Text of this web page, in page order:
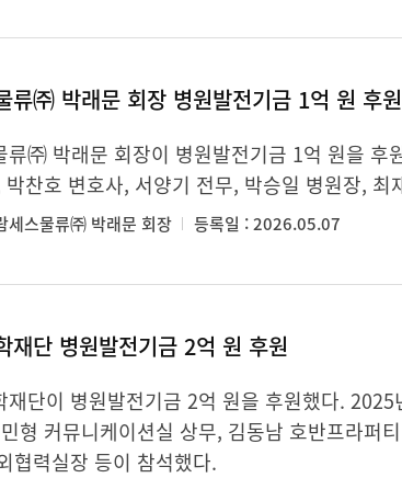
류㈜ 박래문 회장 병원발전기금 1억 원 후원
류㈜ 박래문 회장이 병원발전기금 1억 원을
박찬호 변호사, 서양기 전무, 박승일 병원장,
세스물류㈜ 박래문 회장 등록일 : 2026.05.07
재단 병원발전기금 2억 원 후원
재단이 병원발전기금 2억 원을 후원했다.
형 커뮤니케이션실 상무, 김동남 호반프라퍼
협력실장 등이 참석했다.